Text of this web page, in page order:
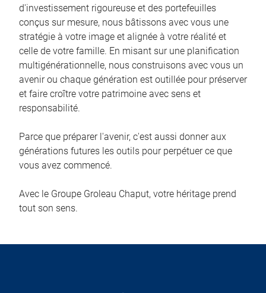
d'investissement rigoureuse et des portefeuilles
conçus sur mesure, nous bâtissons avec vous une
stratégie à votre image et alignée à votre réalité et
celle de votre famille. En misant sur une planification
multigénérationnelle, nous construisons avec vous un
avenir ou chaque génération est outillée pour préserver
et faire croître votre patrimoine avec sens et
responsabilité.
Parce que préparer l'avenir, c'est aussi donner aux
générations futures les outils pour perpétuer ce que
vous avez commencé.
Avec le Groupe Groleau Chaput, votre héritage prend
tout son sens.